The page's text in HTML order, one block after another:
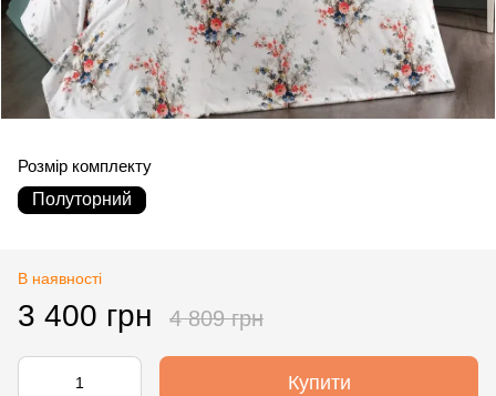
Розмір комплекту
Полуторний
В наявності
3 400 грн 4 809 грн
Купити